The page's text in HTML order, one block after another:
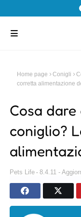
Home page Conigli
corretta alimentazione
Cosa
coniglio?
Pets Life 8.4.11 -